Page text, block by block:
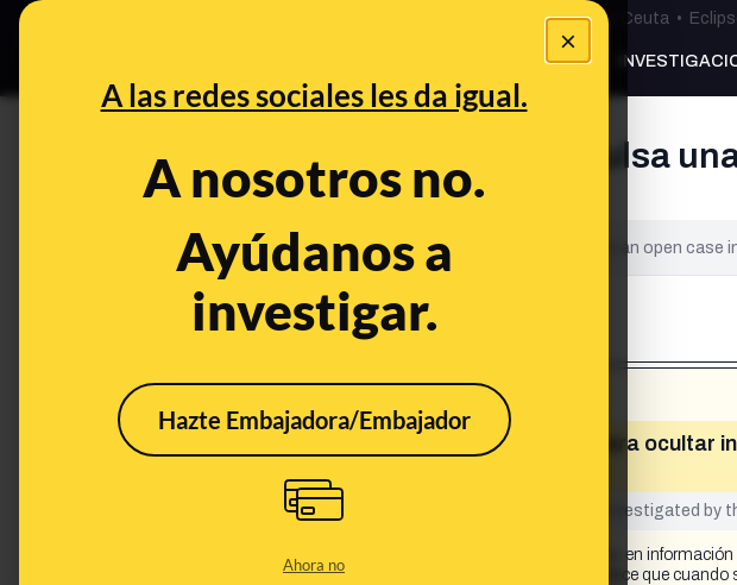
×
A las redes sociales les da igual.
A nosotros no.
Ayúdanos a
investigar.
Hazte Embajadora/Embajador
Ahora no
Especial Ceuta•Bulos Ceuta •
PREBUNKING
¿Fernando Grande-Marlaska impulsa
sensible durante 15 años?
This content has NOT yet been verified. It is an open case
What's being said:
«Fernando Grande-Marlaska impulsa una norma para ocultar
This content has not yet been investigated by
URGENTE! Marlaska quiere convertir la información electoral de España, en
Protección de la Información Clasiﬁcada del Ministerio del Interior, establece que